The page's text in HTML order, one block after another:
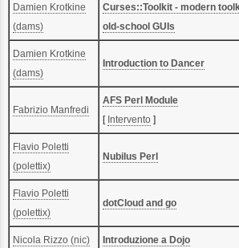
Damien Krotkine
(‎dams‎)
‎Curses::Toolkit - modern
old-school GUIs‎
Damien Krotkine
(‎dams‎)
‎Introduction to Dancer‎
Fabrizio Manfredi
‎AFS Perl Module‎
[ Intervento ]
Flavio Poletti
(‎polettix‎)
‎Nubilus Perl‎
Flavio Poletti
(‎polettix‎)
‎dotCloud and go‎
Nicola Rizzo (‎nic‎) ‎Introduzione a Dojo‎